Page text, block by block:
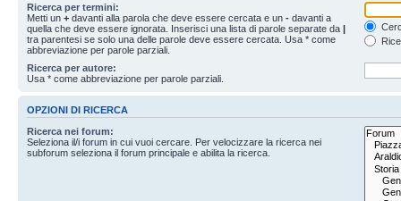
Ricerca per termini:
Metti un + davanti alla parola che deve essere cercata e un - davanti a
quella che deve essere ignorata. Inserisci una lista di parole separate da |
tra parentesi se solo una delle parole deve essere cercata. Usa * come
abbreviazione per parole parziali.
Ricerca per autore:
Usa * come abbreviazione per parole parziali.
OPZIONI DI RICERCA
Ricerca nei forum:
Seleziona il/i forum in cui vuoi cercare. Per velocizzare la ricerca nei
subforum seleziona il forum principale e abilita la ricerca.